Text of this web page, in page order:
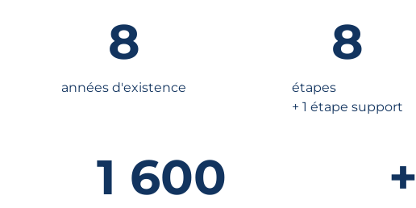
années d'existence
8
étapes
+ 1 étape support
8
1 600 +